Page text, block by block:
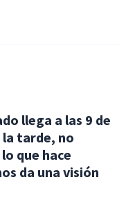
llega a las 9 de
la tarde, no
que hace
da una visión